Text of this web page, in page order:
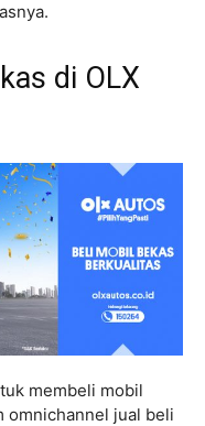
di OLX
membeli mobil
omnichannel jual beli